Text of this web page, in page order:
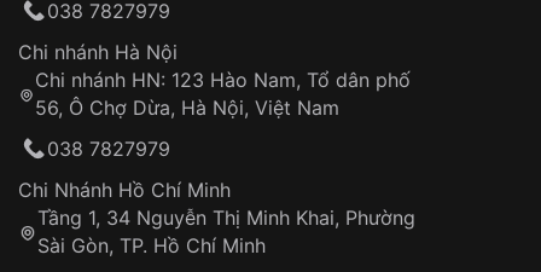
Hotline: 0585 215 215
Từ khóa SEO:
thống VNLUX
Đảm bảo quyền lợi khách hàng
Đồng hành cùng khách hàng trong suốt quá
trình sử dụng
038 7827979
Chi nhánh Hà Nội
Chi nhánh HN: 123 Hào Nam, Tổ dân phố
56, Ô Chợ Dừa, Hà Nội, Việt Nam
038 7827979
Chi Nhánh Hồ Chí Minh
Tầng 1, 34 Nguyễn Thị Minh Khai, Phường
Sài Gòn, TP. Hồ Chí Minh